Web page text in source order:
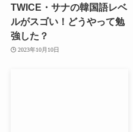
TWICE・サナの韓国語レベ
ルがスゴい！どうやって勉
強した？
2023年10月10日